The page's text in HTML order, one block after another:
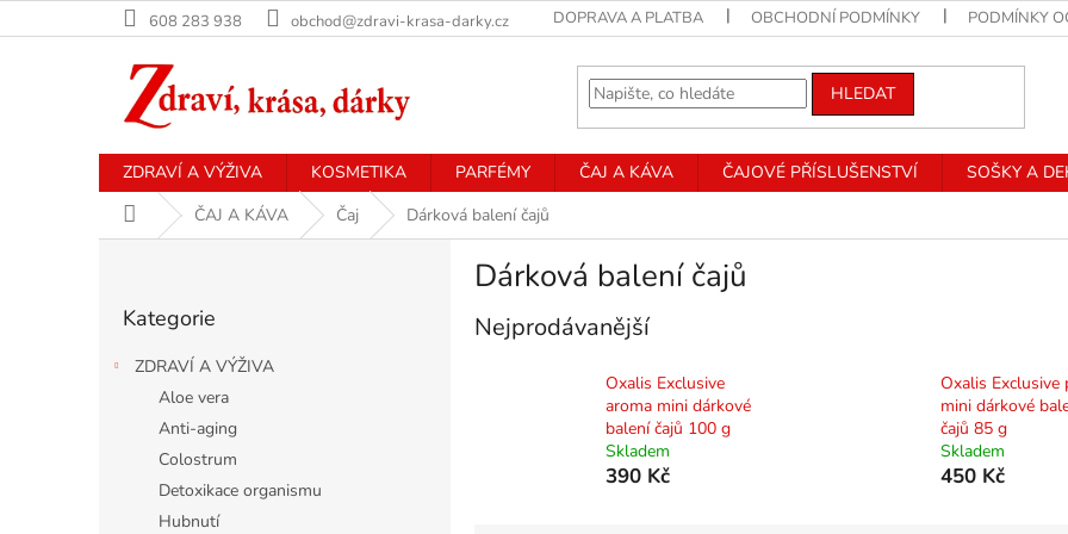
na
608 283 938 obchod@zdravi-krasa-darky.cz DOPRAVA A PLATBA OBCHODNÍ PODMÍNKY PODMÍNKY
HLEDAT
ZDRAVÍ A VÝŽIVA KOSMETIKA PARFÉMY ČAJ A KÁVA ČAJOVÉ PŘÍSLUŠENSTVÍ SOŠKY A
Domů ČAJ A KÁVA Čaj Dárková balení čajů
kategorie
Kategorie
ZDRAVÍ A VÝŽIVA
Aloe vera
Anti-aging
Colostrum
Detoxikace organismu
Hubnutí
Dárková balení čajů
Nejprodávanější
Oxalis Exclusive
aroma mini dárkové
balení čajů 100 g
Skladem
390 Kč
Oxalis Exclusive
mini dárkové
čajů 85 g
Skladem
450 Kč